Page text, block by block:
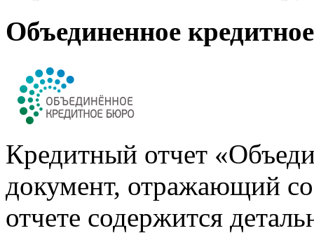
Объединенное
Кредитный отчет
документ, отражающий
отчете содержится